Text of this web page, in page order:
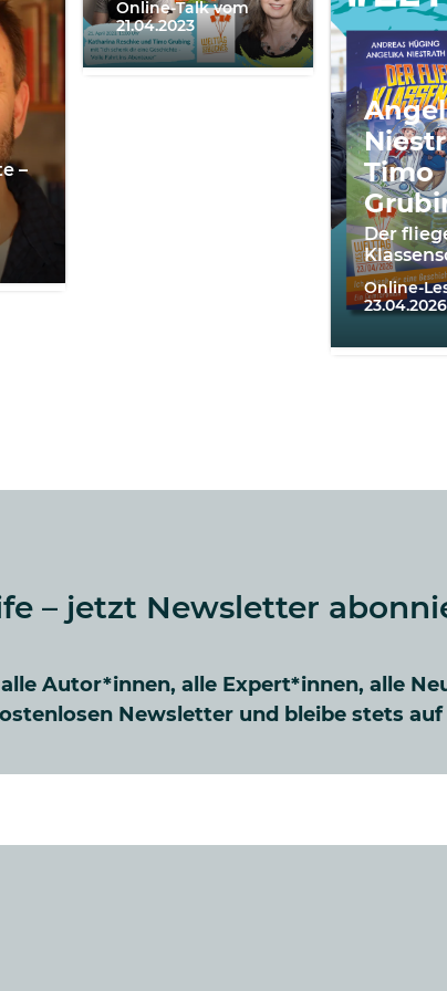
–
Online-Talk vom
21.04.2023
Timo
Der
Online-
23.04.2026
– jetzt Newsletter
Autor*innen, alle Expert*innen, alle
Newsletter und bleibe stets